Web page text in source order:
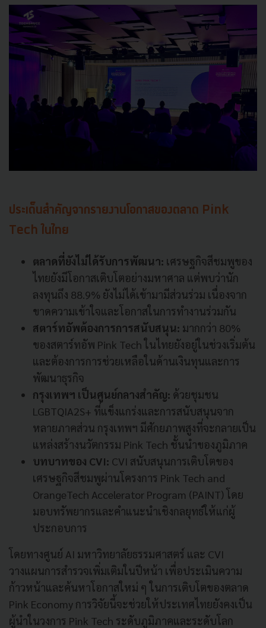
ประเด็นสำคัญจากรายงานโอกาสของตลาด Pink
Tech ในไทย
ตลาดที่ยังไม่ได้รับการพัฒนา: เศรษฐกิจสีชมพูของ
ไทยยังมีโอกาสเติบโตอย่างมหาศาล แต่พบว่านัก
ลงทุนถึง 88.9% ยังไม่ได้เข้ามามีส่วนร่วม เนื่องจาก
ขาดความเข้าใจและโอกาสในการทำงานร่วมกัน
สตาร์ทอัพต้องการการสนับสนุน: มากกว่า 80%
ของสตาร์ทอัพ Pink Tech ในไทยยังอยู่ในช่วงเริ่มต้น
และต้องการการช่วยเหลือในด้านเงินทุนและการ
พัฒนาธุรกิจ
กรุงเทพฯ เป็นศูนย์กลางสำคัญ: ด้วยชุมชน
LGBTQIA2S+ ที่แข็งแกร่งและการสนับสนุนจาก
หลายภาคส่วน กรุงเทพฯ มีศักยภาพสูงที่จะกลายเป็น
แหล่งสร้างนวัตกรรม Pink Tech ชั้นนำของภูมิภาค
บทบาทของ CVI: CVI สนับสนุนการเติบโตของ
เศรษฐกิจสีชมพูผ่านโครงการ Pink Tech and
OrangeTech Accelerator Program (PAINT) โดย
มอบทรัพยากรและคำแนะนำเชิงกลยุทธ์ให้แก่ผู้
ประกอบการ
โดยทางศูนย์ AI มหาวิทยาลัยธรรมศาสตร์ และ CVI
วางแผนการสำรวจเพิ่มเติมในปีหน้า เพื่อประเมินความ
ก้าวหน้าและค้นหาโอกาสใหม่ ๆ ในการเติบโตของตลาด
Pink Economy การวิจัยนี้จะช่วยให้ประเทศไทยยังคงเป็น
ผู้นำในวงการ Pink Tech ระดับภูมิภาคและระดับโลก